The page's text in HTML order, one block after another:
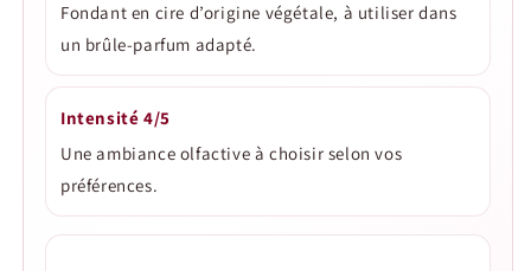
Fondant en cire d’origine végétale, à utiliser dans
un brûle-parfum adapté.
Intensité 4/5
Une ambiance olfactive à choisir selon vos
préférences.